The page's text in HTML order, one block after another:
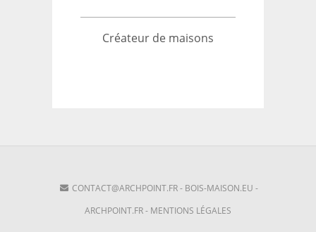
Créateur de maisons
CONTACT@ARCHPOINT.FR- BOIS-MAISON.EU -
ARCHPOINT.FR- MENTIONS LÉGALES